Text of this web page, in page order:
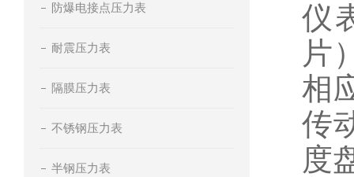
防爆电接点压力表
耐震压力表
隔膜压力表
不锈钢压力表
半钢压力表
仪
片
相
传
度